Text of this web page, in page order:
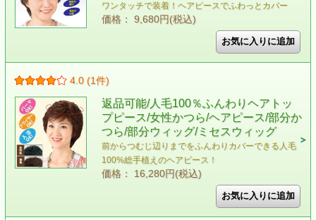
ワンタッチで装着！ヘアピースでふわっとカバー
価格： 9,680円(税込)
4.0 (1件)
返品可能/人毛100％ふんわりヘアトッ
プピース/女性かつら/ヘアピース/部分か
つら/部分ウィッグ/ミセスウィッグ
前からつむじ辺りまでをふんわりカバーできる人毛
100%総手植えのヘアピース！
価格： 16,280円(税込)